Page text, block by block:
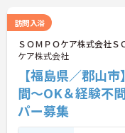
（夫）の方や、子育て
のペースで活躍できま
場合には時給アップの
評価が受けられます。
訪問入浴
ＳＯＭＰＯケア株式会社
ケア株式会社
【福島県／郡山
間～OK＆経験不
パー募集